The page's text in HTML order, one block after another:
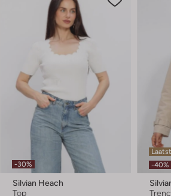
-30%
Silvian Heach
Top
-40%